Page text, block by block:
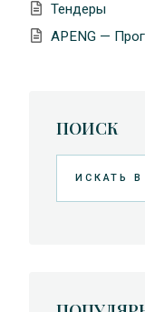
Тендеры
APENG —
ПОИСК